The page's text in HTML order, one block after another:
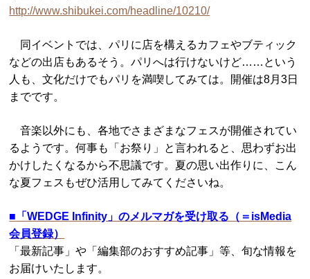
http://www.shibukei.com/headline/10210/
同イベントでは、パリに店を構えるカフェやブティック
などの出店もあるそう。パリへは行けないけど……という
人も、文化だけでもパリを満喫してみては。開催は8月3日
までです。
音楽以外にも、各地でさまざまなフェスが開催されてい
るようです。何事も「お祭り」と言われると、思わずお出
かけしたくなるから不思議です。夏の思い出作りに、こん
な夏フェスもぜひ活用してみてくださいね。
■ 「WEDGE Infinity」のメルマガを受け取る（＝isMedia
会員登録）
「最新記事」や「編集部のおすすめ記事」等、旬な情報を
お届けいたします。